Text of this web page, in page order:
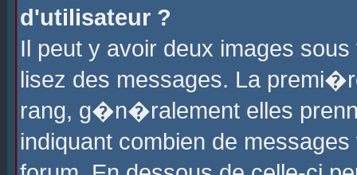
d'utilisateur ?
Il peut y avoir deux images
lisez des messages. La
rang, g�n�ralement elles
indiquant combien de